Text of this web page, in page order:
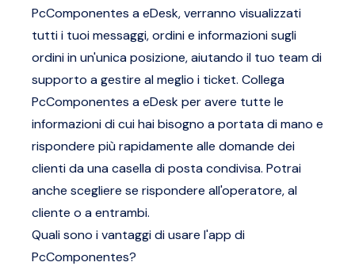
PcComponentes a eDesk, verranno visualizzati
tutti i tuoi messaggi, ordini e informazioni sugli
ordini in un'unica posizione, aiutando il tuo team di
supporto a gestire al meglio i ticket. Collega
PcComponentes a eDesk per avere tutte le
informazioni di cui hai bisogno a portata di mano e
rispondere più rapidamente alle domande dei
clienti da una casella di posta condivisa. Potrai
anche scegliere se rispondere all'operatore, al
cliente o a entrambi.
Quali sono i vantaggi di usare l'app di
PcComponentes?